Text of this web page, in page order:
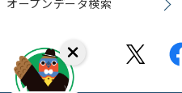
オープンデータ検索